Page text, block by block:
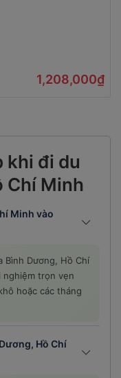
1,208,000₫
khi đi du
Chí Minh
Minh vào
Bình Dương, Hồ Chí
trọn vẹn
hoặc các tháng
Hồ Chí